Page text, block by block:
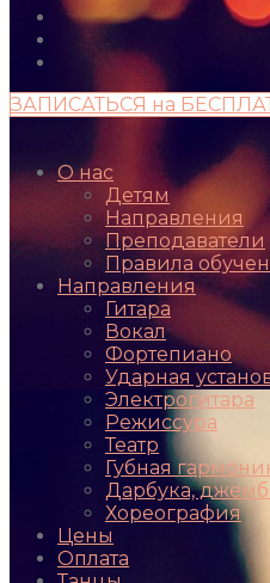
ЗАПИСАТЬСЯ на
О нас
Детям
Направления
Преподаватели
Правила
Направления
Гитара
Вокал
Фортепиано
Ударная
Электрогитара
Режиссура
Театр
Губная
Дарбука,
Хореография
Цены
Оплата